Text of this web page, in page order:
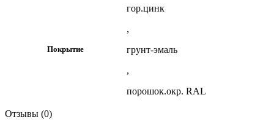
Покрытие
гор.цинк
,
грунт-эмаль
,
порошок.окр. RAL
Отзывы (0)